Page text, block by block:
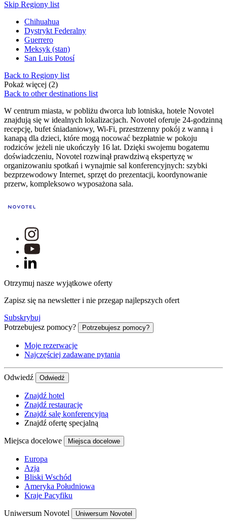
Skip Regiony list
Chihuahua
Dystrykt Federalny
Guerrero
Meksyk (stan)
San Luis Potosí
Back to Regiony list
Pokaż więcej (2)
Back to other destinations list
W centrum miasta, w pobliżu dworca lub lotniska, hotele Novotel
znajdują się w idealnych lokalizacjach. Novotel oferuje 24-godzinną
recepcję, bufet śniadaniowy, Wi-Fi, przestrzenny pokój z wanną i
kanapą dla dzieci, które mogą nocować bezpłatnie w pokoju
rodziców jeżeli nie ukończyły 16 lat. Dzięki swojemu bogatemu
doświadczeniu, Novotel rozwinął prawdziwą ekspertyzę w
organizowaniu spotkań i wynajmie sal konferencyjnych: szybki
bezprzewodowy Internet, sprzęt do prezentacji, koordynowanie
przerw, kompleksowo wyposażona sala.
Otrzymuj nasze wyjątkowe oferty
Zapisz się na newsletter i nie przegap najlepszych ofert
Subskrybuj
Potrzebujesz pomocy?
Potrzebujesz pomocy?
Moje rezerwacje
Najczęściej zadawane pytania
Odwiedź Odwiedź
Znajdź hotel
Znajdź restaurację
Znajdź salę konferencyjną
Znajdź ofertę specjalną
Miejsca docelowe Miejsca docelowe
Europa
Azja
Bliski Wschód
Ameryka Południowa
Kraje Pacyfiku
Uniwersum Novotel Uniwersum Novotel